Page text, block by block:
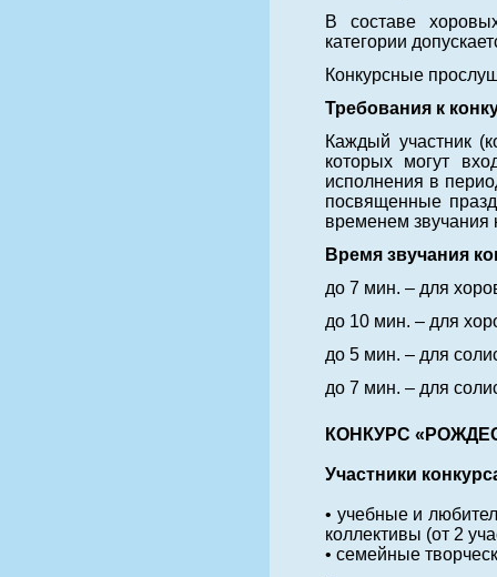
В составе
категории
Конкурсные
Требования к
Каждый участник
которых могут
исполнения в
посвященные
временем звучания
Время звучания
до 7 мин. – для
до 10 мин. – для
до 5 мин. – для
до 7 мин. – для
КОНКУРС
Участники
• учебные и
коллективы (от 2
• семейные